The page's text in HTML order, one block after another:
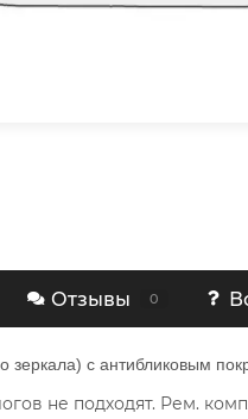
Отзывы 0
зеркала) с антибликовым
не подходят. Рем.